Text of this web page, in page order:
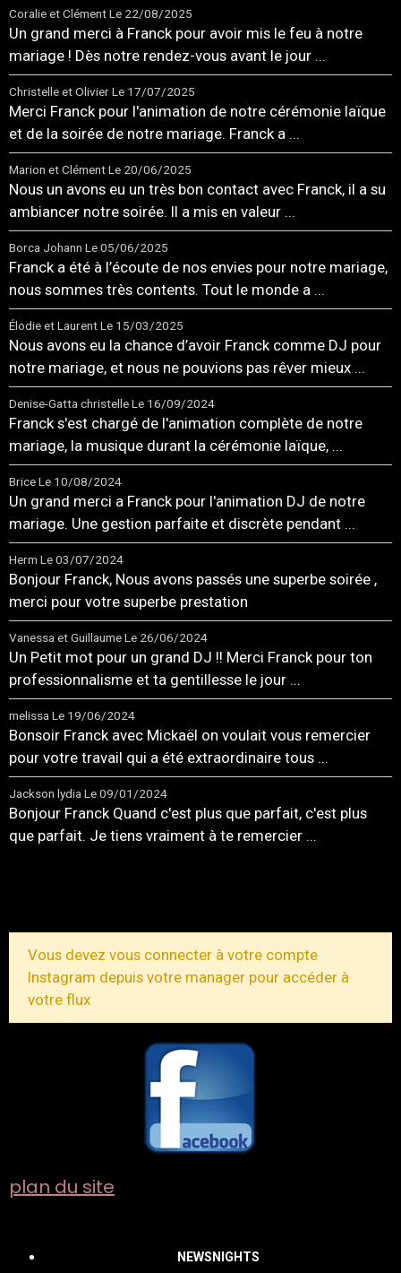
Coralie et ClémentLe 22/08/2025
Un grand merci à Franck pour avoir mis le feu à notre
mariage ! Dès notre rendez-vous avant le jour ...
Christelle et OlivierLe 17/07/2025
Merci Franck pour l'animation de notre cérémonie laïque
et de la soirée de notre mariage. Franck a ...
Marion et ClémentLe 20/06/2025
Nous un avons eu un très bon contact avec Franck, il a su
ambiancer notre soirée. Il a mis en valeur ...
Borca Johann Le 05/06/2025
Franck a été à l’écoute de nos envies pour notre mariage,
nous sommes très contents. Tout le monde a ...
Élodie et LaurentLe 15/03/2025
Nous avons eu la chance d’avoir Franck comme DJ pour
notre mariage, et nous ne pouvions pas rêver mieux ...
Denise-Gatta christelleLe 16/09/2024
Franck s'est chargé de l'animation complète de notre
mariage, la musique durant la cérémonie laïque, ...
BriceLe 10/08/2024
Un grand merci a Franck pour l'animation DJ de notre
mariage. Une gestion parfaite et discrète pendant ...
Herm Le 03/07/2024
Bonjour Franck, Nous avons passés une superbe soirée ,
merci pour votre superbe prestation
Vanessa et GuillaumeLe 26/06/2024
Un Petit mot pour un grand DJ !! Merci Franck pour ton
professionnalisme et ta gentillesse le jour ...
melissaLe 19/06/2024
Bonsoir Franck avec Mickaël on voulait vous remercier
pour votre travail qui a été extraordinaire tous ...
Jackson lydiaLe 09/01/2024
Bonjour Franck Quand c'est plus que parfait, c'est plus
que parfait. Je tiens vraiment à te remercier ...
Vous devez vous connecter à votre compte
Instagram depuis votre manager pour accéder à
votre flux
plan du site
NEWSNIGHTS